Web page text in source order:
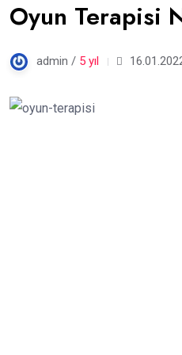
Oyun Terapisi
admin / 5 yıl